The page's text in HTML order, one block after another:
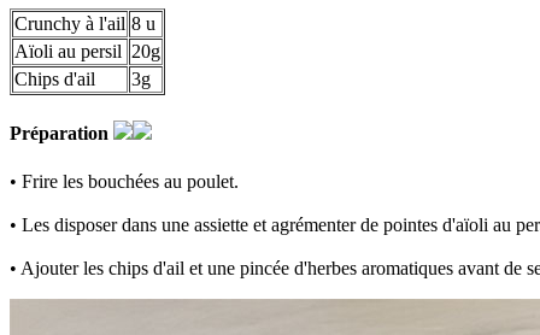
Crunchy à l'ail 8 u
Aïoli au persil 20g
Chips d'ail
3g
Préparation
• Frire les bouchées au poulet.
• Les disposer dans une assiette et agrémenter de pointes d'aïoli au
• Ajouter les chips d'ail et une pincée d'herbes aromatiques avant de